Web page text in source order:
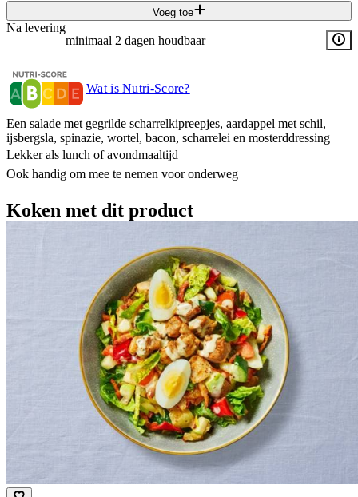
Voeg toe
Na levering
minimaal 2 dagen houdbaar
Wat is Nutri-Score?
Een salade met gegrilde scharrelkipreepjes, aardappel met schil,
ijsbergsla, spinazie, wortel, bacon, scharrelei en mosterddressing
Lekker als lunch of avondmaaltijd
Ook handig om mee te nemen voor onderweg
Koken met dit product